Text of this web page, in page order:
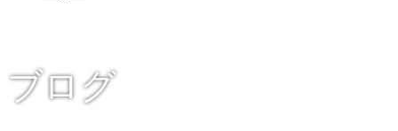
ブログ